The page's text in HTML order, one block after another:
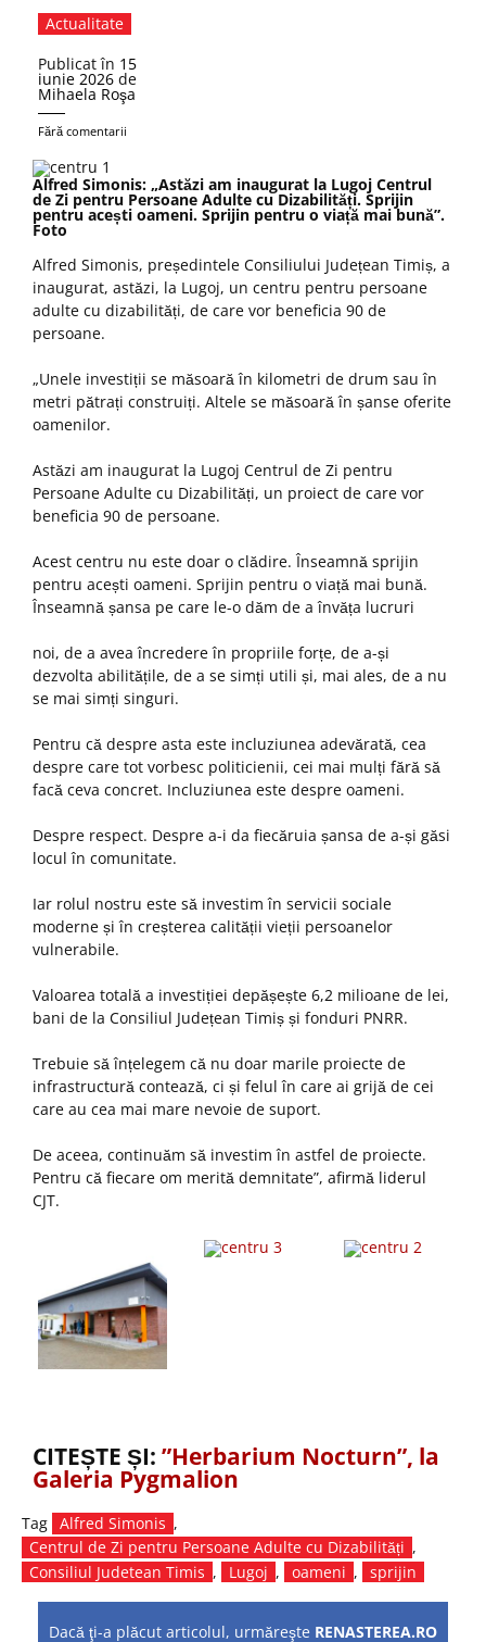
Actualitate
Publicat în 15
iunie 2026 de
Mihaela Roşa
Fără comentarii
Alfred Simonis: „Astăzi am inaugurat la Lugoj Centrul
de Zi pentru Persoane Adulte cu Dizabilități. Sprijin
pentru acești oameni. Sprijin pentru o viață mai bună”.
Foto
Alfred Simonis, președintele Consiliului Județean Timiș, a
inaugurat, astăzi, la Lugoj, un centru pentru persoane
adulte cu dizabilități, de care vor beneficia 90 de
persoane.
„Unele investiții se măsoară în kilometri de drum sau în
metri pătrați construiți. Altele se măsoară în șanse oferite
oamenilor.
Astăzi am inaugurat la Lugoj Centrul de Zi pentru
Persoane Adulte cu Dizabilități, un proiect de care vor
beneficia 90 de persoane.
Acest centru nu este doar o clădire. Înseamnă sprijin
pentru acești oameni. Sprijin pentru o viață mai bună.
Înseamnă șansa pe care le-o dăm de a învăța lucruri
noi, de a avea încredere în propriile forțe, de a-și
dezvolta abilitățile, de a se simți utili și, mai ales, de a nu
se mai simți singuri.
Pentru că despre asta este incluziunea adevărată, cea
despre care tot vorbesc politicienii, cei mai mulți fără să
facă ceva concret. Incluziunea este despre oameni.
Despre respect. Despre a-i da fiecăruia șansa de a-și găsi
locul în comunitate.
Iar rolul nostru este să investim în servicii sociale
moderne și în creșterea calității vieții persoanelor
vulnerabile.
Valoarea totală a investiției depășește 6,2 milioane de lei,
bani de la Consiliul Județean Timiș și fonduri PNRR.
Trebuie să înțelegem că nu doar marile proiecte de
infrastructură contează, ci și felul în care ai grijă de cei
care au cea mai mare nevoie de suport.
De aceea, continuăm să investim în astfel de proiecte.
Pentru că fiecare om merită demnitate”, afirmă liderul
CJT.
CITEȘTE ȘI: ”Herbarium Nocturn”, la
Galeria Pygmalion
Tag Alfred Simonis ,
Centrul de Zi pentru Persoane Adulte cu Dizabilități ,
Consiliul Judetean Timis , Lugoj , oameni , sprijin
Dacă ţi-a plăcut articolul, urmăreşte RENASTEREA.RO